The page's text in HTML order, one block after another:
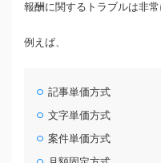
報酬に関するトラブルは非常
例えば、
記事単価方式
文字単価方式
案件単価方式